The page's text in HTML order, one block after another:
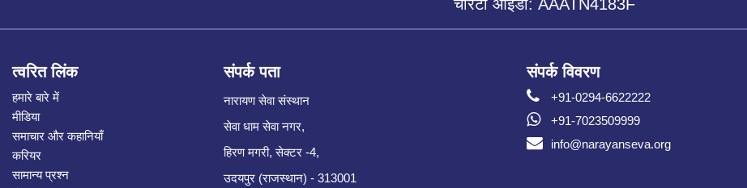
चैरिटी आईडी: AAATN4183F
त्वरित लिंक
हमारे बारे में
मीडिया
समाचार और कहानियाँ
करियर
सामान्य प्रश्न
संपर्क पता
नारायण सेवा संस्थान
सेवा धाम सेवा नगर,
हिरण मगरी, सेक्टर -4,
उदयपुर (राजस्थान) - 313001
संपर्क विवरण
+91-0294-6622222
+91-7023509999
info@narayanseva.org